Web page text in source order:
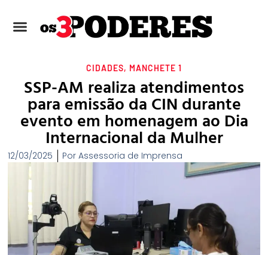
CIDADES, MANCHETE 1
SSP-AM realiza atendimentos
para emissão da CIN durante
evento em homenagem ao Dia
Internacional da Mulher
12/03/2025 Por Assessoria de Imprensa